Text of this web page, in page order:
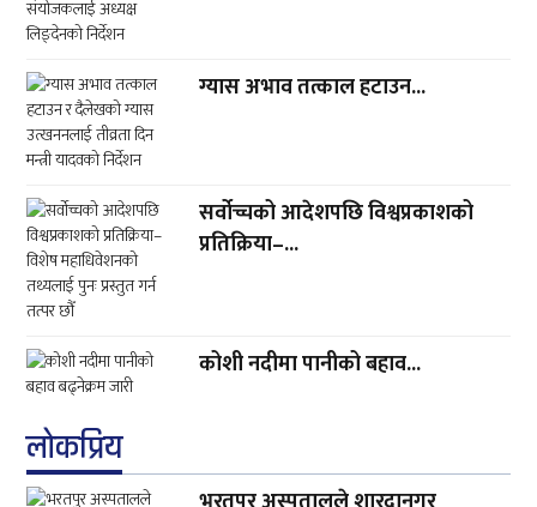
ग्यास अभाव तत्काल हटाउन...
सर्वोच्चको आदेशपछि विश्वप्रकाशको
प्रतिक्रिया–...
कोशी नदीमा पानीको बहाव...
लाेकप्रिय